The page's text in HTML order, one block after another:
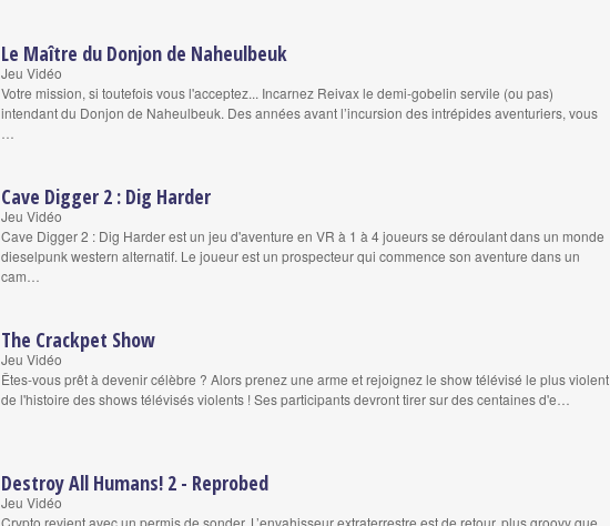
Le Maître du Donjon de Naheulbeuk
Jeu Vidéo
Votre mission, si toutefois vous l'acceptez... Incarnez Reivax le demi-gobelin servile (ou pas)
intendant du Donjon de Naheulbeuk. Des années avant l’incursion des intrépides aventuriers, vous
Cave Digger 2 : Dig Harder
Jeu Vidéo
Cave Digger 2 : Dig Harder est un jeu d'aventure en VR à 1 à 4 joueurs se déroulant dans un monde
dieselpunk western alternatif. Le joueur est un prospecteur qui commence son aventure dans un
cam…
The Crackpet Show
Jeu Vidéo
Êtes-vous prêt à devenir célèbre ? Alors prenez une arme et rejoignez le show télévisé le plus violent
de l'histoire des shows télévisés violents ! Ses participants devront tirer sur des centaines d'e…
Destroy All Humans! 2 - Reprobed
Jeu Vidéo
Crypto revient avec un permis de sonder. L’envahisseur extraterrestre est de retour, plus groovy que